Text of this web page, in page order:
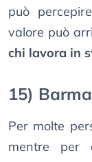
può
valore può
chi lavora in
15)
Per molte
mentre per